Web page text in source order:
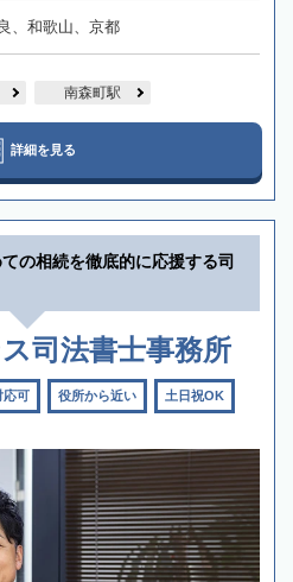
、和歌山、京都
南森町駅
詳細を見る
の相続を徹底的に応援する司
司法書士事務所
応可 役所から近い 土日祝OK